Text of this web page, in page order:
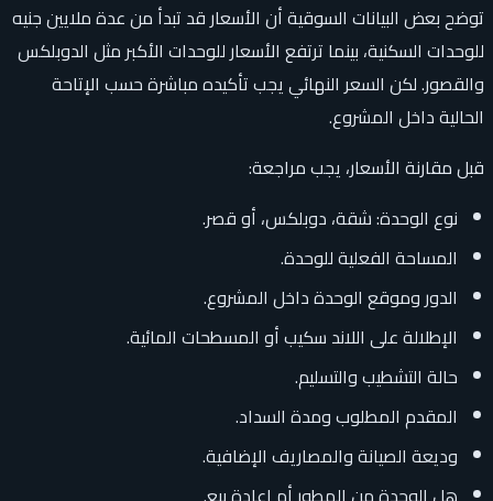
توضح بعض البيانات السوقية أن الأسعار قد تبدأ من عدة ملايين جنيه
للوحدات السكنية، بينما ترتفع الأسعار للوحدات الأكبر مثل الدوبلكس
والقصور. لكن السعر النهائي يجب تأكيده مباشرة حسب الإتاحة
الحالية داخل المشروع.
قبل مقارنة الأسعار، يجب مراجعة:
نوع الوحدة: شقة، دوبلكس، أو قصر.
المساحة الفعلية للوحدة.
الدور وموقع الوحدة داخل المشروع.
الإطلالة على اللاند سكيب أو المسطحات المائية.
حالة التشطيب والتسليم.
المقدم المطلوب ومدة السداد.
وديعة الصيانة والمصاريف الإضافية.